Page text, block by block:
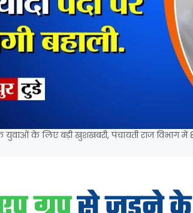
युवाओं के लिए बड़ी खुशखबरी, पंचायती राज विभाग में 8